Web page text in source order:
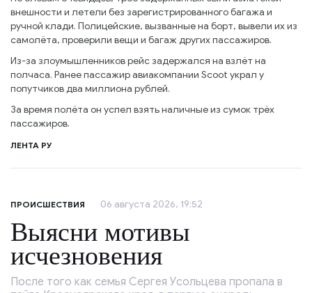
внешности и летели без зарегистрированного багажа и
ручной клади. Полицейские, вызванные на борт, вывели их из
самолёта, проверили вещи и багаж других пассажиров.
Из-за злоумышленников рейс задержался на взлёт на
полчаса. Ранее пассажир авиакомпании Scoot украл у
попутчиков два миллиона рублей.
За время полёта он успел взять наличные из сумок трёх
пассажиров.
ЛЕНТА РУ
ПРОИСШЕСТВИЯ 06 августа 2026, 19:52
Выясни мотивы
исчезновения
После того как семья Сергея Усольцева пропала в